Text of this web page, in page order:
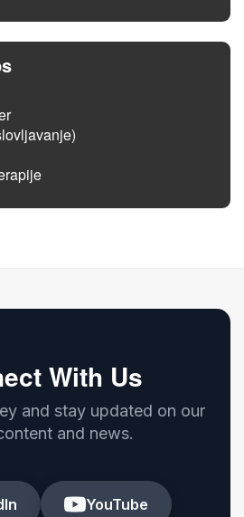
With Us
and stay updated on our
and news.
YouTube